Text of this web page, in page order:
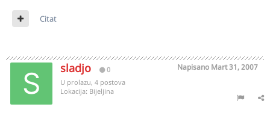
Citat
sladjo 0 Napisano Mart 31, 2007
U prolazu, 4 postova
Lokacija: Bijeljina